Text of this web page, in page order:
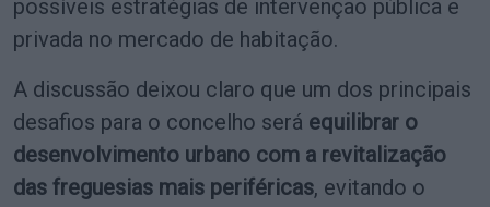
possíveis estratégias de intervenção pública e
privada no mercado de habitação.
A discussão deixou claro que um dos principais
desafios para o concelho será equilibrar o
desenvolvimento urbano com a revitalização
das freguesias mais periféricas, evitando o